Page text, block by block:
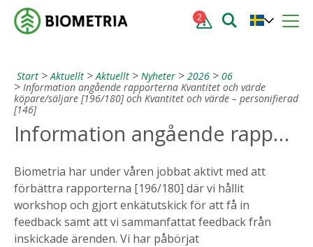
2
Start Aktuellt Aktuellt Nyheter 2026
06
Information angående rapporterna Kvantitet och värde
köpare/säljare [196/180] och Kvantitet och värde – personifierad
[146]
Information angående rapporterna Kvantitet och värde köpare/säljare [196/180] och Kvantitet och värde – personifierad [146]
Biometria har under våren jobbat aktivt med att
förbättra rapporterna [196/180] där vi hållit
workshop och gjort enkätutskick för att få in
feedback samt att vi sammanfattat feedback från
inskickade ärenden. Vi har påbörjat